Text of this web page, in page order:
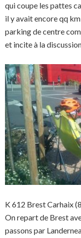
qui coupe les pattes
il y avait encore qq
parking de centre
et incite à la
K 612 Brest Carhaix
On repart de Brest
passons par